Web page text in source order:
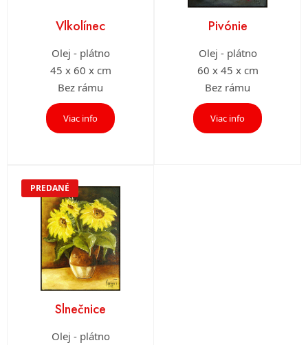
Vlkolínec
Olej - plátno
45 x 60 x cm
Bez rámu
Viac info
Pivónie
Olej - plátno
60 x 45 x cm
Bez rámu
Viac info
PREDANÉ
Slnečnice
Olej - plátno